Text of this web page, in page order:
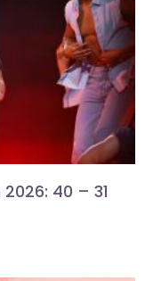
40 – 31